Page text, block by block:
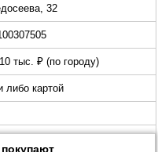
32
тыс. ₽ (по городу)
либо картой